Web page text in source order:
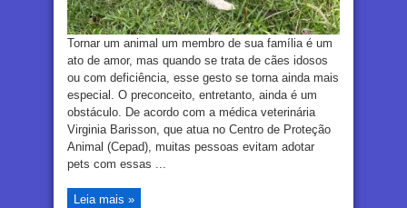
Tornar um animal um membro de sua família é um
ato de amor, mas quando se trata de cães idosos
ou com deficiência, esse gesto se torna ainda mais
especial. O preconceito, entretanto, ainda é um
obstáculo. De acordo com a médica veterinária
Virginia Barisson, que atua no Centro de Proteção
Animal (Cepad), muitas pessoas evitam adotar
pets com essas ...
Leia mais »